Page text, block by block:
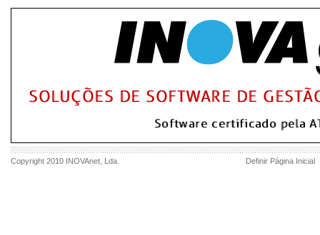
Copyright 2010 INOVAnet , Lda. Definir Página Inicial